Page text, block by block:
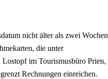
nicht älter als zwei Wochen
die unter
im Tourismusbüro Prien,
Rechnungen einreichen.